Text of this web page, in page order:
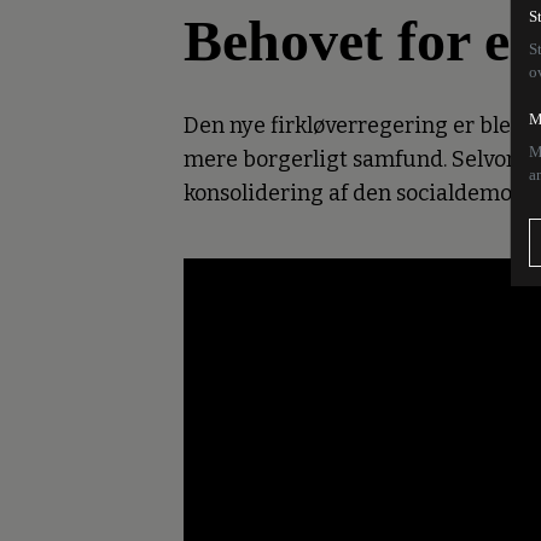
Behovet for
Den nye firkløverregering er
mere borgerligt samfund. Selvom
konsolidering af den